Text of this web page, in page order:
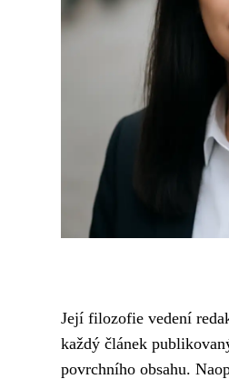
Její filozofie vedení
každý článek
povrchního obsahu.